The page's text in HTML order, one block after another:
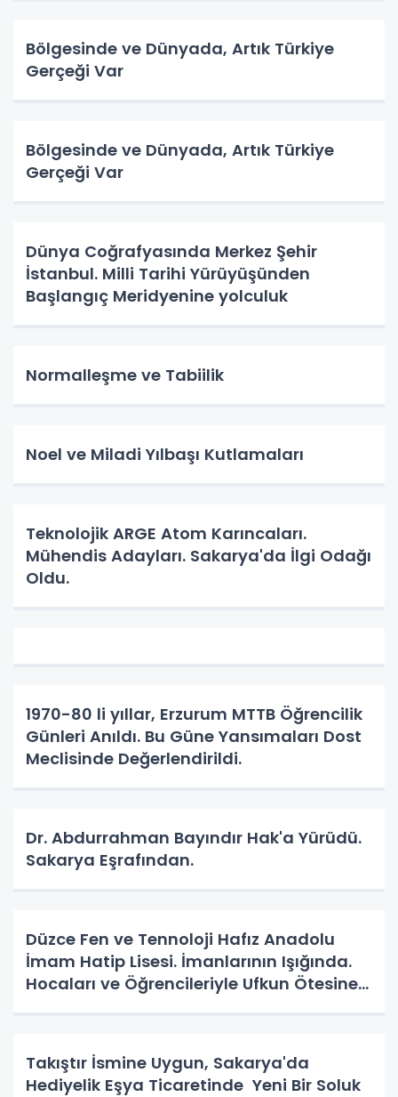
Bölgesinde ve Dünyada, Artık Türkiye
Gerçeği Var
Bölgesinde ve Dünyada, Artık Türkiye
Gerçeği Var
Dünya Coğrafyasında Merkez Şehir
İstanbul. Milli Tarihi Yürüyüşünden
Başlangıç Meridyenine yolculuk
Normalleşme ve Tabiilik
Noel ve Miladi Yılbaşı Kutlamaları
Teknolojik ARGE Atom Karıncaları.
Mühendis Adayları. Sakarya'da İlgi Odağı
Oldu.
1970-80 li yıllar, Erzurum MTTB Öğrencilik
Günleri Anıldı. Bu Güne Yansımaları Dost
Meclisinde Değerlendirildi.
Dr. Abdurrahman Bayındır Hak'a Yürüdü.
Sakarya Eşrafından.
Düzce Fen ve Tennoloji Hafız Anadolu
İmam Hatip Lisesi. İmanlarının Işığında.
Hocaları ve Öğrencileriyle Ufkun Ötesine
Takıştır İsmine Uygun, Sakarya'da
Hediyelik Eşya Ticaretinde Yeni Bir Soluk